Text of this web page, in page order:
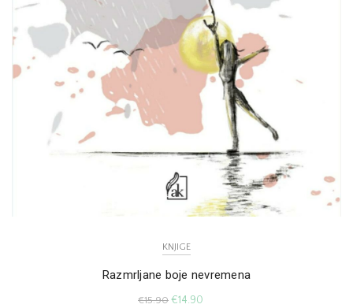
KNJIGE
Razmrljane boje nevremena
€15.90 €14.90